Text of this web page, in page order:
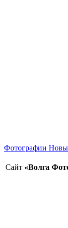
Фотографии
Сайт «Волга